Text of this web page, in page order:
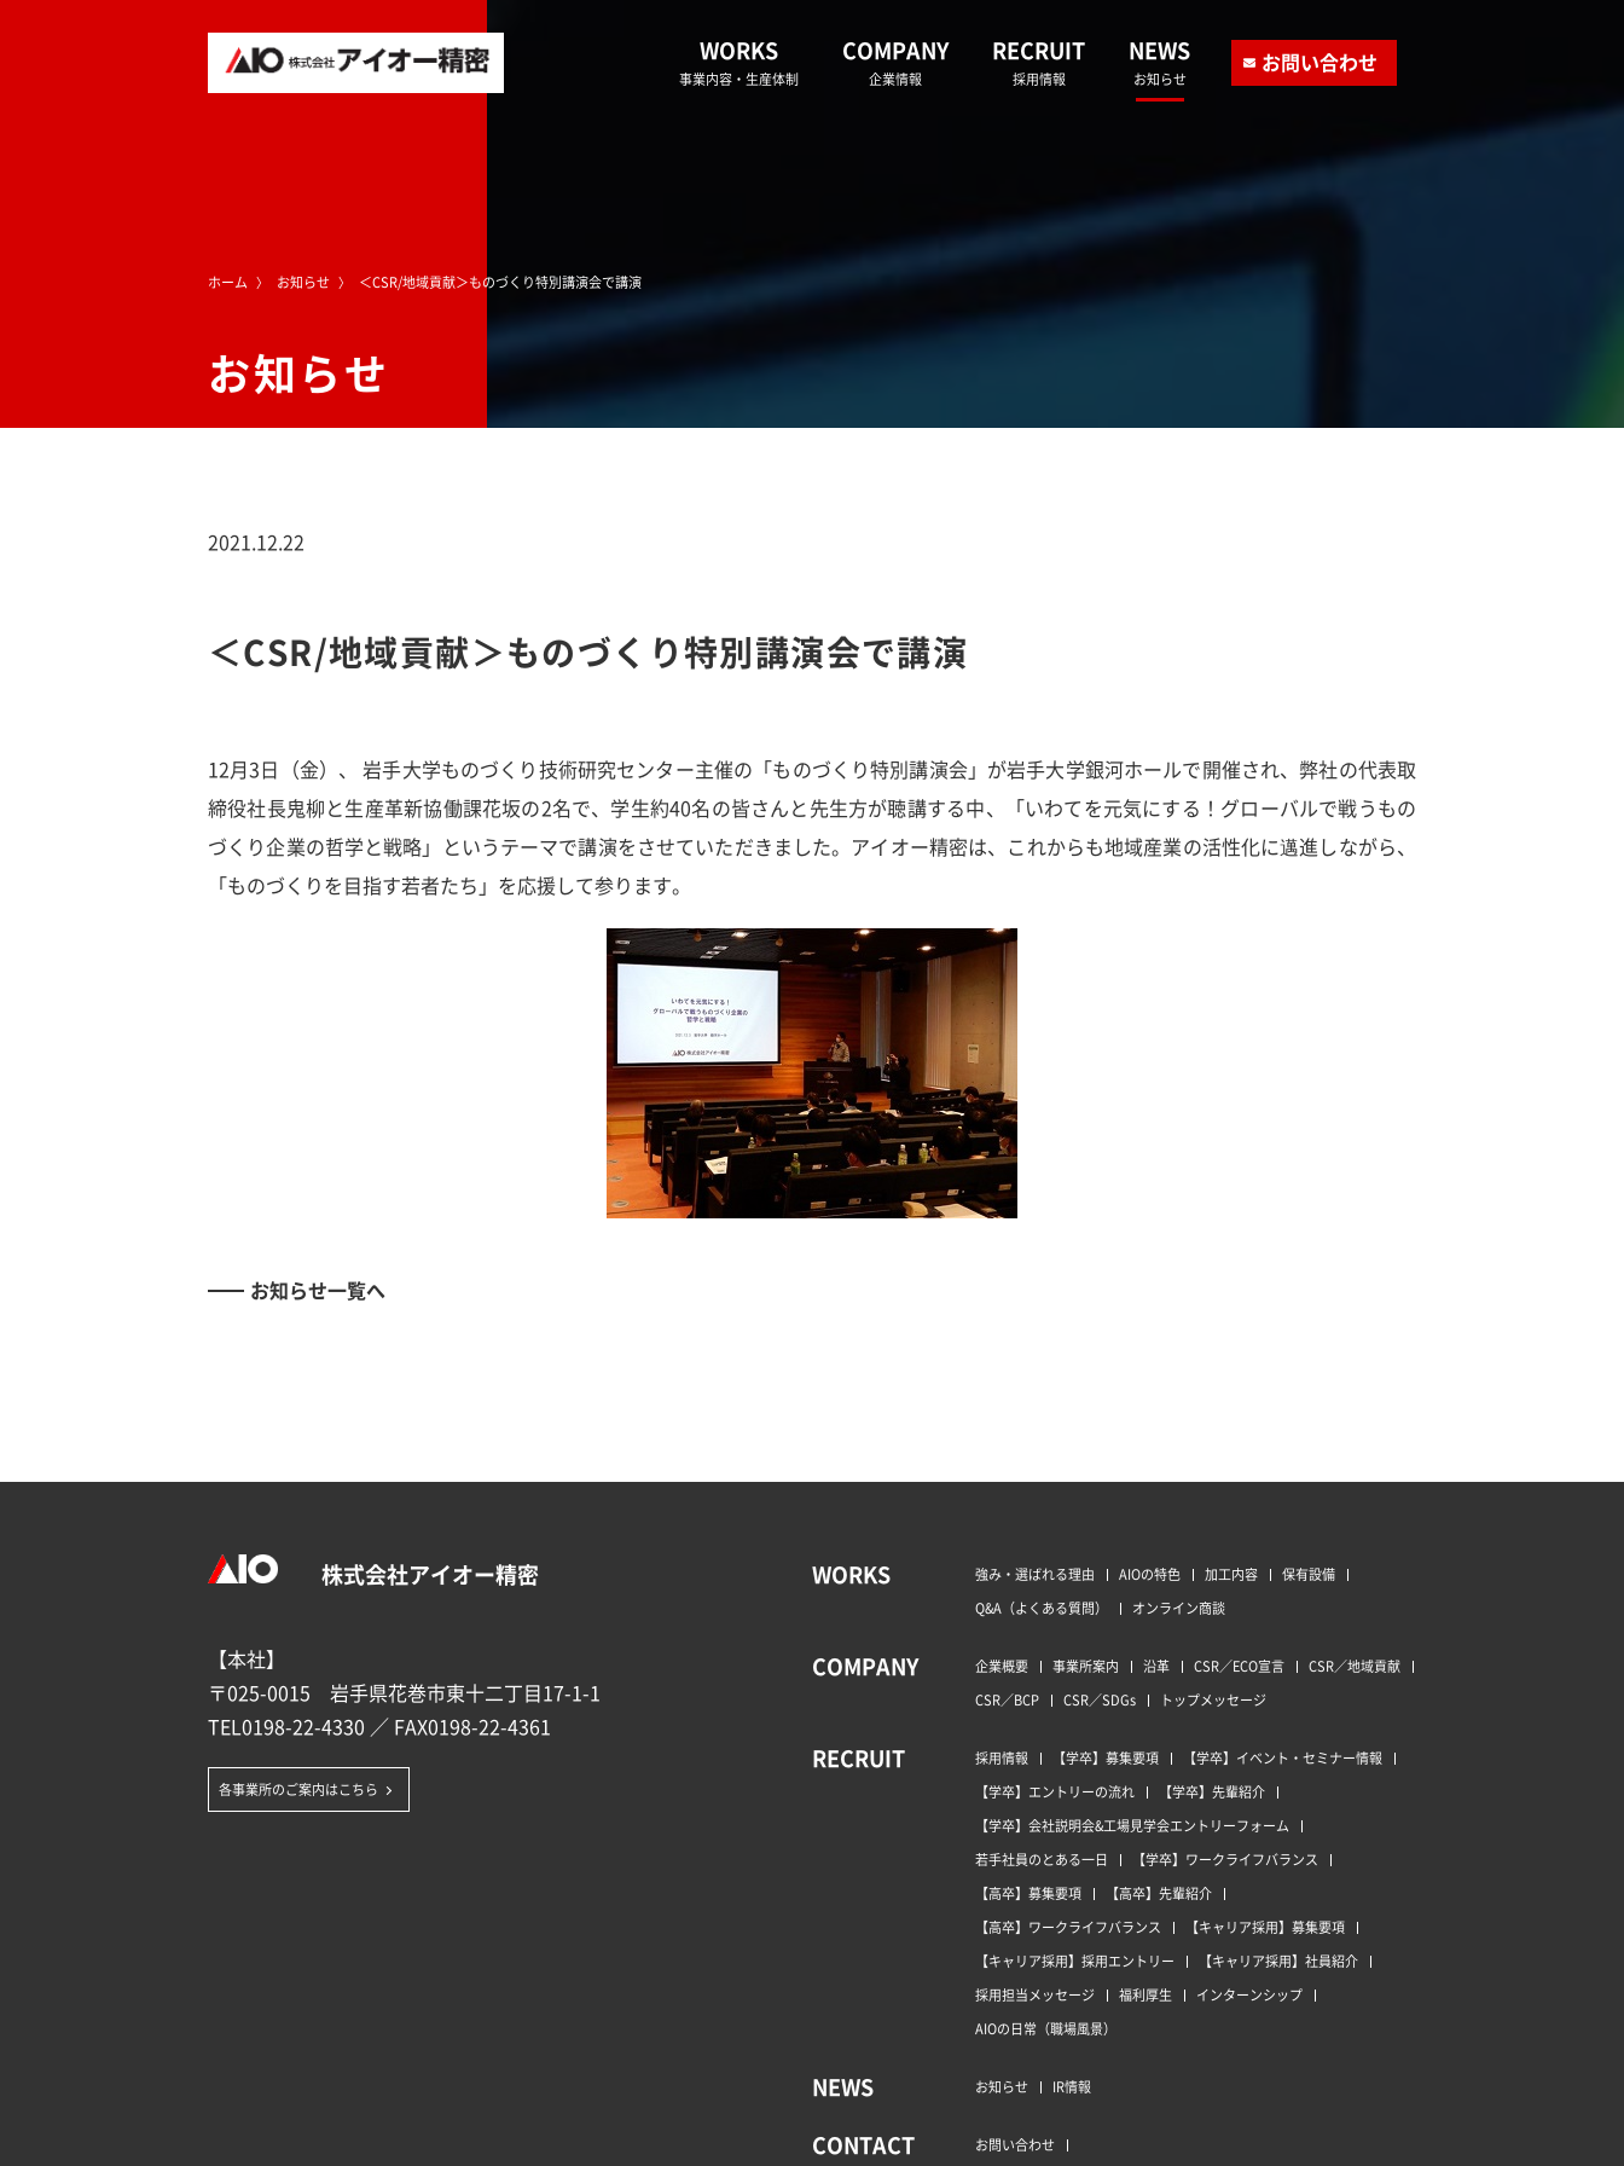
WORKS
事業内容・生産体制
COMPANY
企業情報
RECRUIT
採用情報
NEWS
お知らせ
お問い合わせ
ホーム お知らせ ＜CSR/地域貢献＞ものづくり特別講演会で講演
お知らせ
2021.12.22
＜CSR/地域貢献＞ものづくり特別講演会で講演
12月3日（金）、 岩手大学ものづくり技術研究センター主催の「ものづくり特別講演会」が岩手大学銀河ホールで開催され、弊社の代表取
締役社長鬼柳と生産革新協働課花坂の2名で、学生約40名の皆さんと先生方が聴講する中、「いわてを元気にする！グローバルで戦うもの
づくり企業の哲学と戦略」というテーマで講演をさせていただきました。アイオー精密は、これからも地域産業の活性化に邁進しながら、
「ものづくりを目指す若者たち」を応援して参ります。
お知らせ一覧へ
株式会社アイオー精密
【本社】
〒025-0015 岩手県花巻市東十二丁目17-1-1
TEL0198-22-4330 ／ FAX0198-22-4361
各事業所のご案内はこちら
WORKS 強み・選ばれる理由 AIOの特色 加工内容
保有設備
Q&A（よくある質問）
オンライン商談
COMPANY 企業概要 事業所案内 沿革 CSR／ECO宣言
CSR／地域貢献
CSR／BCP
CSR／SDGs トップメッセージ
RECRUIT 採用情報 【学卒】募集要項
【学卒】イベント・セミナー情報
【学卒】エントリーの流れ
【学卒】先輩紹介
【学卒】会社説明会&工場見学会エントリーフォーム
若手社員のとある一日
【学卒】ワークライフバランス
【高卒】募集要項
【高卒】先輩紹介
【高卒】ワークライフバランス
【キャリア採用】募集要項
【キャリア採用】採用エントリー
【キャリア採用】社員紹介
採用担当メッセージ
福利厚生
インターンシップ
AIOの日常（職場風景）
NEWS お知らせ IR情報
CONTACT お問い合わせ